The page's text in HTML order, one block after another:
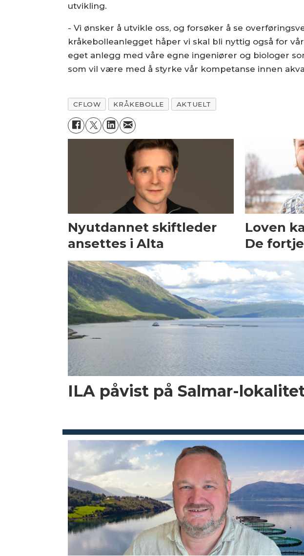
utvikling.
- Vi ønsker å utvikle oss, og forsøker å se
kråkebolleanlegget håper vi skal bli nyttig også for
eget anlegg med våre egne ingeniører og biologer
som vil være med å styrke vår kompetanse innen
CFLOW KRÅKEBOLLE AKTUELT
Nyutdannet skiftleder
ansettes i Alta
Loven
De
ILA påvist på Salmar-